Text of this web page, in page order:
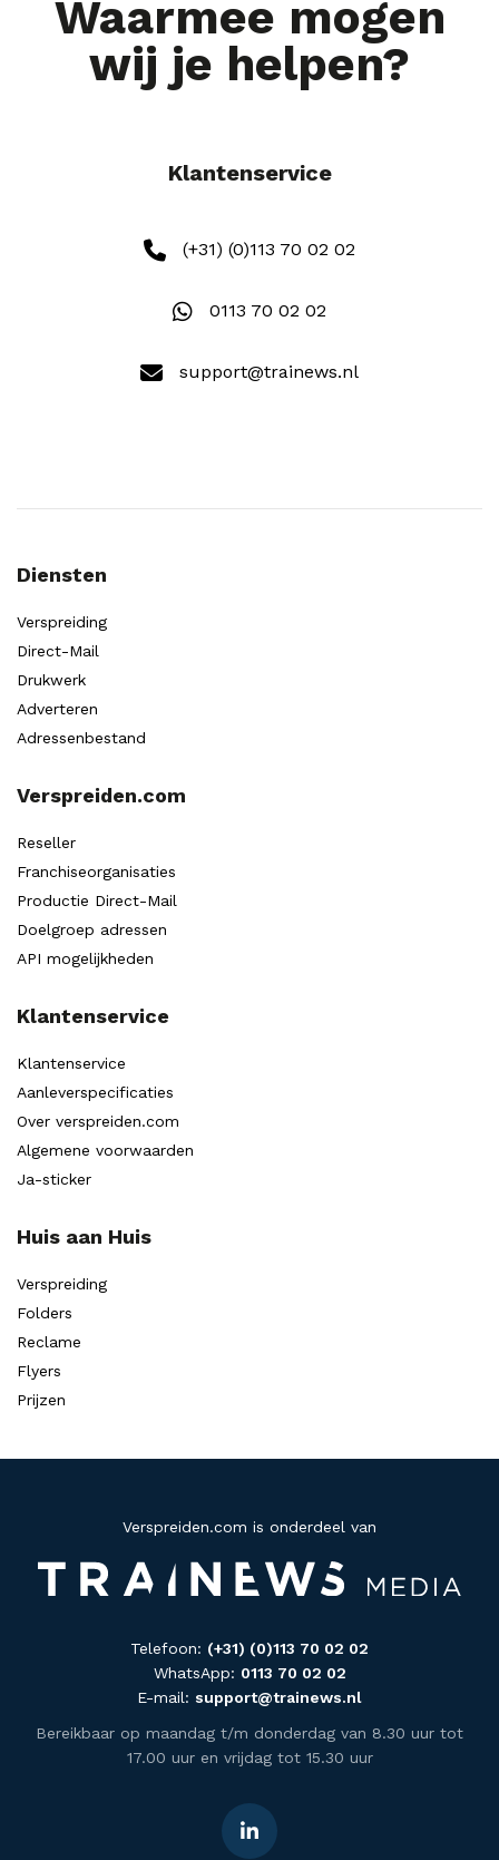
Waarmee mogen
wij je helpen?
Klantenservice
(+31) (0)113 70 02 02
0113 70 02 02
support@trainews.nl
Diensten
Verspreiding
Direct-Mail
Drukwerk
Adverteren
Adressenbestand
Verspreiden.com
Reseller
Franchiseorganisaties
Productie Direct-Mail
Doelgroep adressen
API mogelijkheden
Klantenservice
Klantenservice
Aanleverspecificaties
Over verspreiden.com
Algemene voorwaarden
Ja-sticker
Huis aan Huis
Verspreiding
Folders
Reclame
Flyers
Prijzen
Verspreiden.com is onderdeel van
Telefoon: (+31) (0)113 70 02 02
WhatsApp: 0113 70 02 02
E-mail: support@trainews.nl
Bereikbaar op maandag t/m donderdag van 8.30 uur tot
17.00 uur en vrijdag tot 15.30 uur